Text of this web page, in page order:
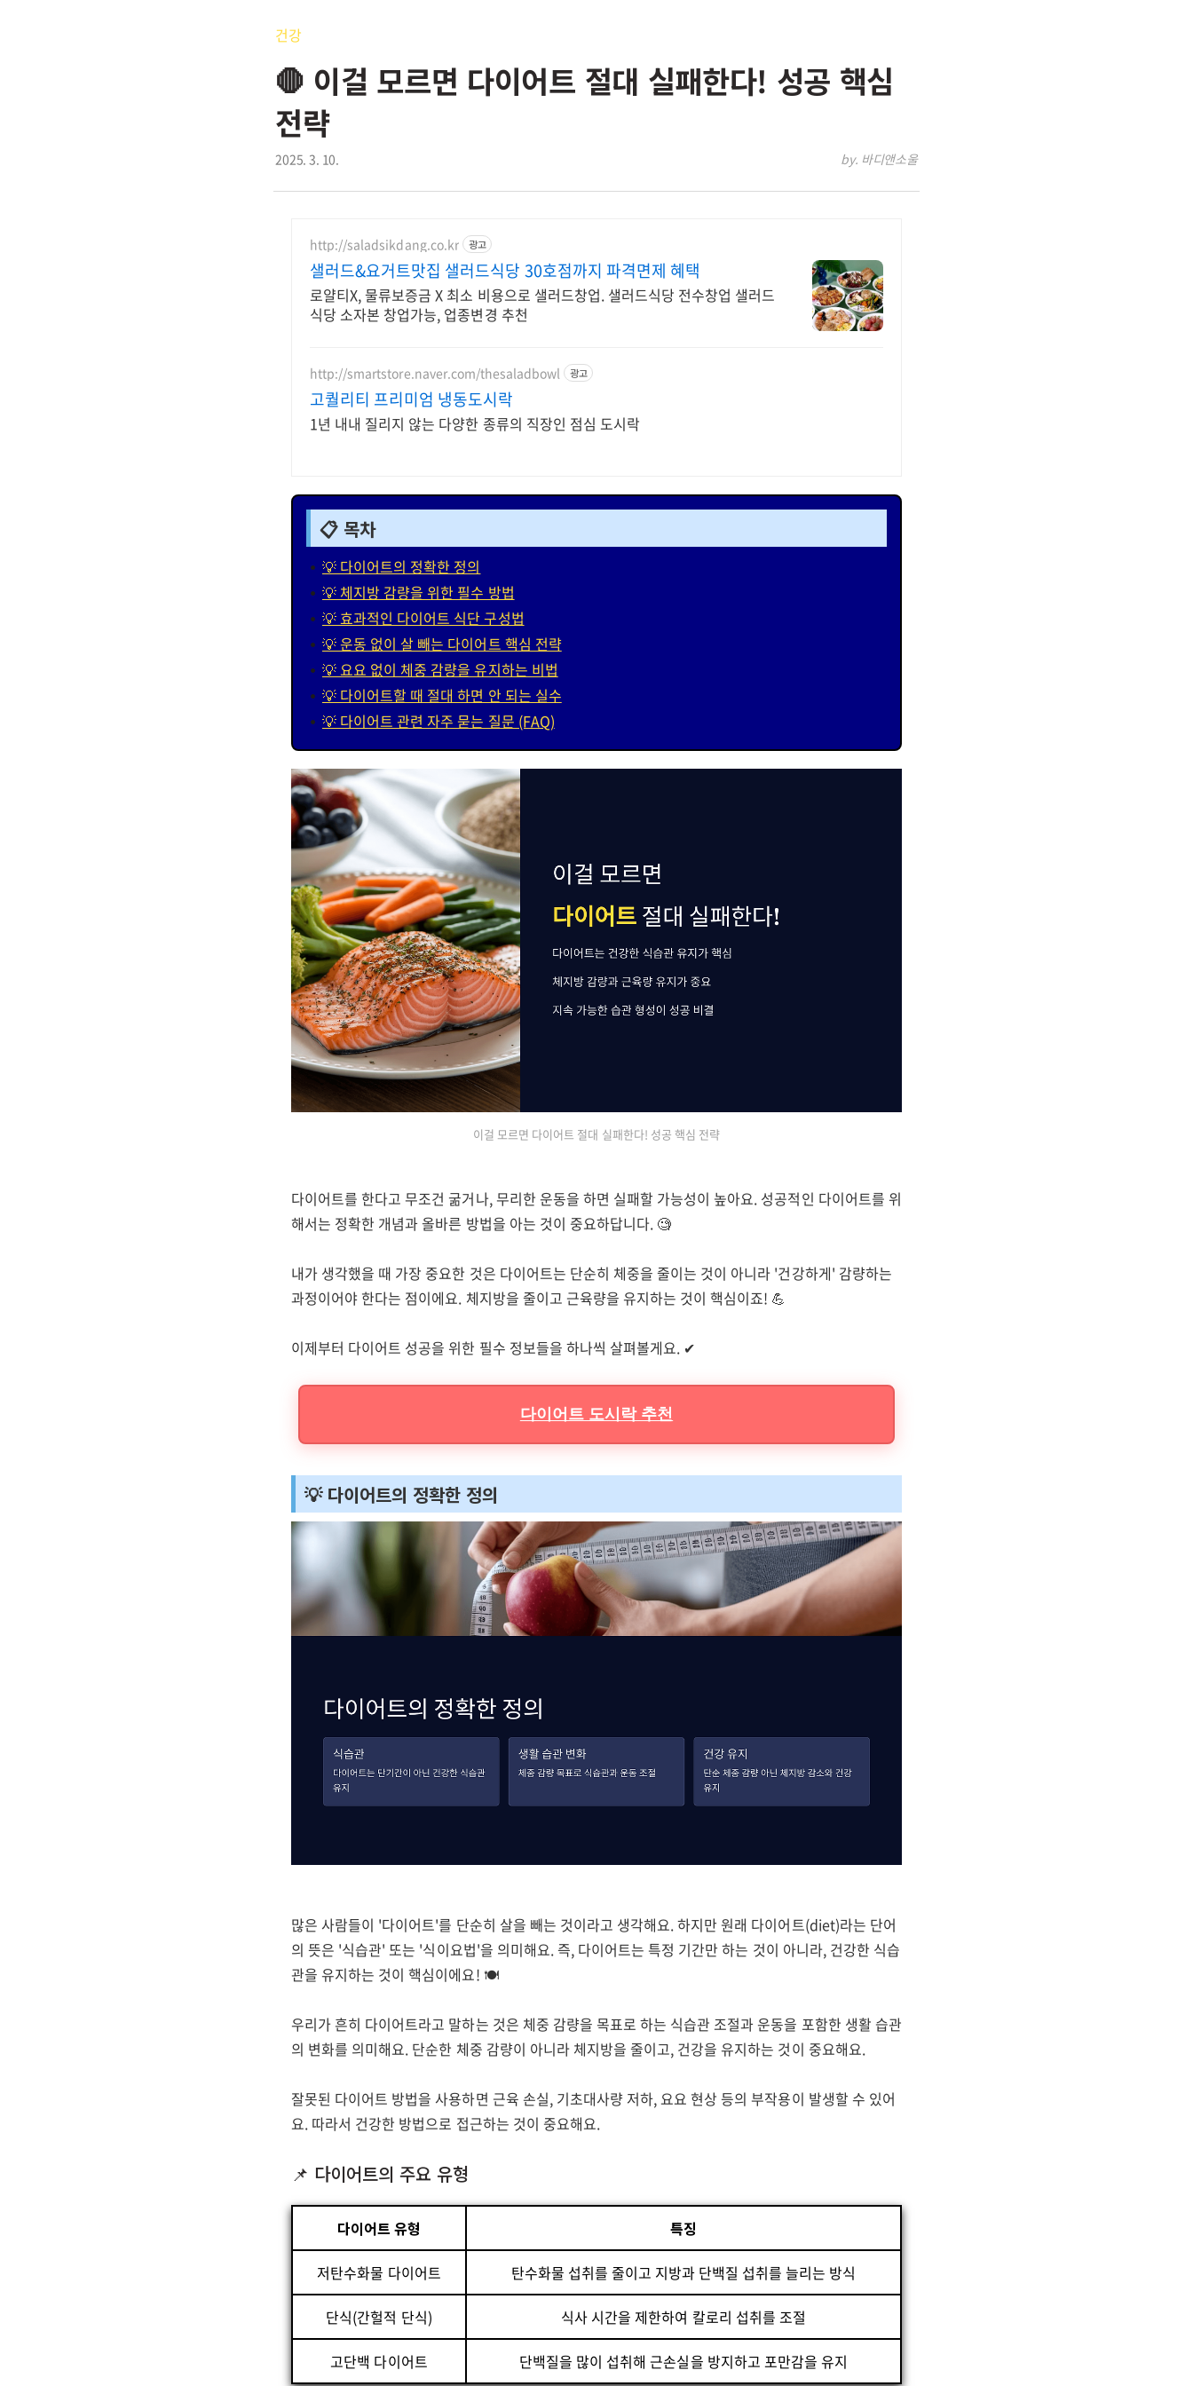
건강
🛑 이걸 모르면 다이어트 절대 실패한다! 성공 핵심
전략
2025. 3. 10. by. 바디앤소울
http://saladsikdang.co.kr 광고
샐러드&요거트맛집 샐러드식당 30호점까지 파격면제 혜택
로얄티X, 물류보증금 X 최소 비용으로 샐러드창업. 샐러드식당 전수창업 샐러드
식당 소자본 창업가능, 업종변경 추천
http://smartstore.naver.com/thesaladbowl 광고
고퀄리티 프리미엄 냉동도시락
1년 내내 질리지 않는 다양한 종류의 직장인 점심 도시락
📋 목차
💡 다이어트의 정확한 정의
💡 체지방 감량을 위한 필수 방법
💡 효과적인 다이어트 식단 구성법
💡 운동 없이 살 빼는 다이어트 핵심 전략
💡 요요 없이 체중 감량을 유지하는 비법
💡 다이어트할 때 절대 하면 안 되는 실수
💡 다이어트 관련 자주 묻는 질문 (FAQ)
이걸 모르면 다이어트 절대 실패한다! 성공 핵심 전략
다이어트를 한다고 무조건 굶거나, 무리한 운동을 하면 실패할 가능성이 높아요. 성공적인 다이어트를 위
해서는 정확한 개념과 올바른 방법을 아는 것이 중요하답니다. 🧐
내가 생각했을 때 가장 중요한 것은 다이어트는 단순히 체중을 줄이는 것이 아니라 '건강하게' 감량하는
과정이어야 한다는 점이에요. 체지방을 줄이고 근육량을 유지하는 것이 핵심이죠! 💪
이제부터 다이어트 성공을 위한 필수 정보들을 하나씩 살펴볼게요. ✔
다이어트 도시락 추천
💡 다이어트의 정확한 정의
많은 사람들이 '다이어트'를 단순히 살을 빼는 것이라고 생각해요. 하지만 원래 다이어트(diet)라는 단어
의 뜻은 '식습관' 또는 '식이요법'을 의미해요. 즉, 다이어트는 특정 기간만 하는 것이 아니라, 건강한 식습
관을 유지하는 것이 핵심이에요! 🍽️
우리가 흔히 다이어트라고 말하는 것은 체중 감량을 목표로 하는 식습관 조절과 운동을 포함한 생활 습관
의 변화를 의미해요. 단순한 체중 감량이 아니라 체지방을 줄이고, 건강을 유지하는 것이 중요해요.
잘못된 다이어트 방법을 사용하면 근육 손실, 기초대사량 저하, 요요 현상 등의 부작용이 발생할 수 있어
요. 따라서 건강한 방법으로 접근하는 것이 중요해요.
📌 다이어트의 주요 유형
다이어트 유형 특징
저탄수화물 다이어트 탄수화물 섭취를 줄이고 지방과 단백질 섭취를 늘리는 방식
단식(간헐적 단식) 식사 시간을 제한하여 칼로리 섭취를 조절
고단백 다이어트 단백질을 많이 섭취해 근손실을 방지하고 포만감을 유지